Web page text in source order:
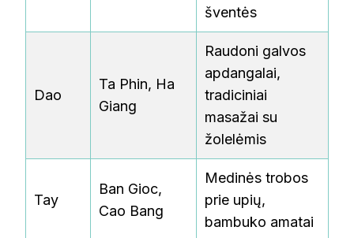
šventės
Dao
Ta Phin, Ha
Giang
Raudoni galvos
apdangalai,
tradiciniai
masažai su
žolelėmis
Tay
Ban Gioc,
Cao Bang
Medinės trobos
prie upių,
bambuko amatai